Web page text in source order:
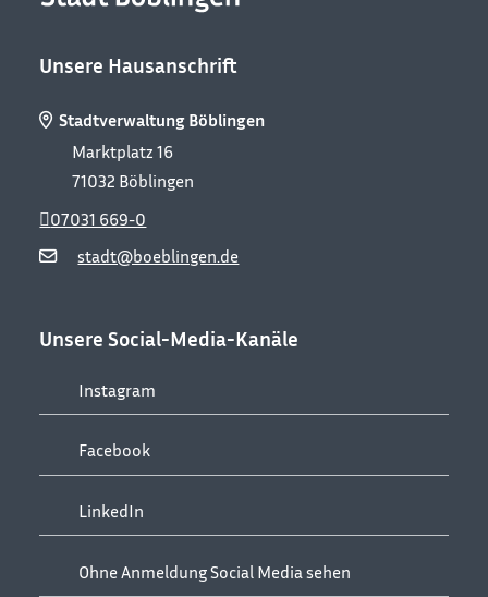
Unsere Hausanschrift
Stadtverwaltung Böblingen
Marktplatz 16
71032 Böblingen
stadt@boeblingen.de
07031 669-0
Unsere Social-Media-Kanäle
Instagram
Facebook
LinkedIn
Ohne Anmeldung Social Media sehen